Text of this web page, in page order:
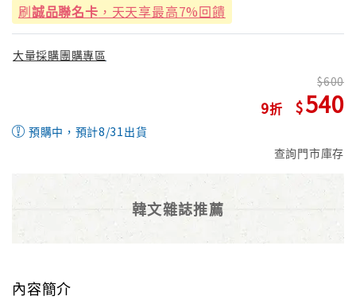
刷誠品聯名卡 ，天天享最高7%回饋
大量採購團購專區
9
600
540
預購中，預計8/31出貨
查詢門市庫存
韓文雜誌推薦
內容簡介